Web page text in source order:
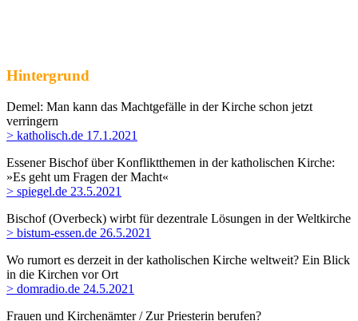
Hintergrund
Demel: Man kann das Machtgefälle in der Kirche schon jetzt
verringern
> katholisch.de 17.1.2021
Essener Bischof über Konfliktthemen in der katholischen Kirche:
»Es geht um Fragen der Macht«
> spiegel.de 23.5.2021
Bischof (Overbeck) wirbt für dezentrale Lösungen in der Weltkirche
> bistum-essen.de 26.5.2021
Wo rumort es derzeit in der katholischen Kirche weltweit? Ein Blick
in die Kirchen vor Ort
> domradio.de 24.5.2021
Frauen und Kirchenämter / Zur Priesterin berufen?